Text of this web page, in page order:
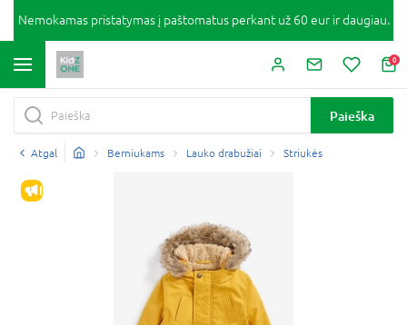
Nemokamas pristatymas į paštomatus perkant už 60 eur ir daugiau.
0
Paieška
Atgal Berniukams Lauko drabužiai Striukės
IŠPARDAVIMAS